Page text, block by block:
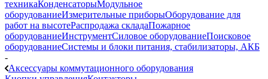
техникаКонденсаторыМодульное
оборудованиеИзмерительные приборыОборудование для
работ на высотеРаспродажа складаПожарное
оборудованиеИнструментСиловое оборудованиеПоисковое
оборудованиеСистемы и блоки питания, стабилизаторы, АКБ
-
Аксессуары коммутационного оборудования